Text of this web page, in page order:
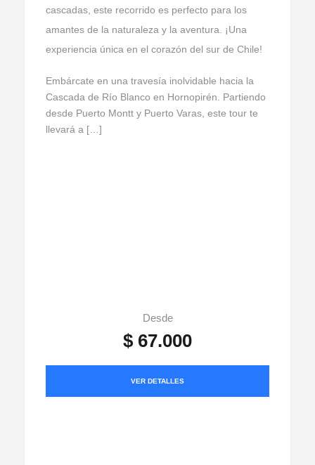
cascadas, este recorrido es perfecto para los
amantes de la naturaleza y la aventura. ¡Una
experiencia única en el corazón del sur de Chile!
Embárcate en una travesía inolvidable hacia la
Cascada de Río Blanco en Hornopirén. Partiendo
desde Puerto Montt y Puerto Varas, este tour te
llevará a […]
Desde
$ 67.000
VER DETALLES